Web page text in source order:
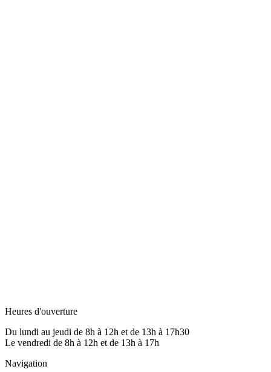
Heures d'ouverture
Du lundi au jeudi de 8h à 12h et de 13h à 17h30
Le vendredi de 8h à 12h et de 13h à 17h
Navigation